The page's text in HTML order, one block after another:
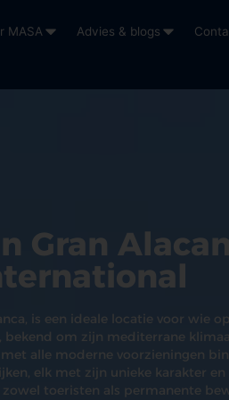
MASA Advies & blogs
Gran
is een ideale locatie voor wie
bekend om zijn mediterrane
alle moderne voorzieningen
elk met zijn unieke karakter en
toeristen als permanente